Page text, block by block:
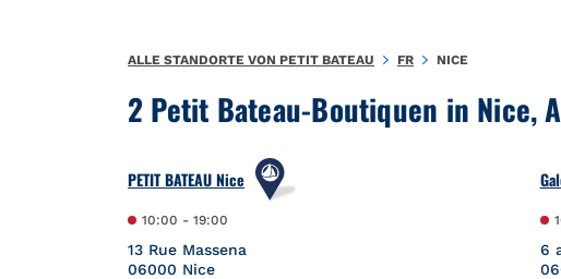
2 Petit Bateau-Boutiquen in Nice,
PETIT BATEAU Nice
10:00 - 19:00
13 Rue Massena
06000 Nice
6
ALLE STANDORTE VON PETIT BATEAU FR NICE